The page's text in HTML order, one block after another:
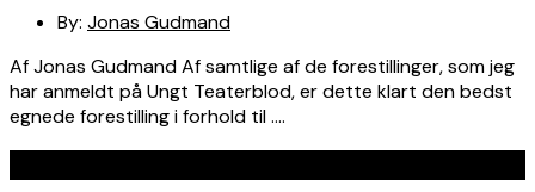
By: Jonas Gudmand
Af Jonas Gudmand Af samtlige af de forestillinger, som jeg
har anmeldt på Ungt Teaterblod, er dette klart den bedst
egnede forestilling i forhold til ….